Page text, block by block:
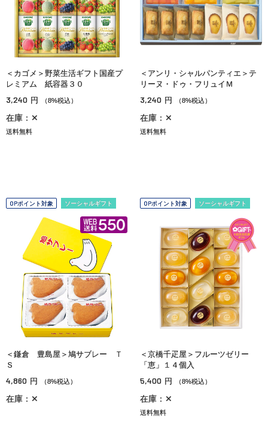
＜カゴメ＞野菜生活ギフト国産プ
レミアム 紙容器３０
3,240 円 （8%税込）
在庫：✕
送料無料
＜アンリ・シャルパンティエ＞テ
リーヌ・ドゥ・フリュイＭ
3,240 円 （8%税込）
在庫：✕
送料無料
OPポイント対象 ソーシャルギフト
＜鎌倉 豊島屋＞鳩サブレー Ｔ
Ｓ
4,860 円 （8%税込）
在庫：✕
OPポイント対象 ソーシャルギフト
＜京橋千疋屋＞フルーツゼリー
「恵」１４個入
5,400 円 （8%税込）
在庫：✕
送料無料